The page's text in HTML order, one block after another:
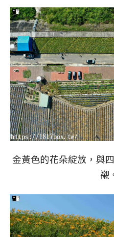
金黃色的花朵綻放，與
襯